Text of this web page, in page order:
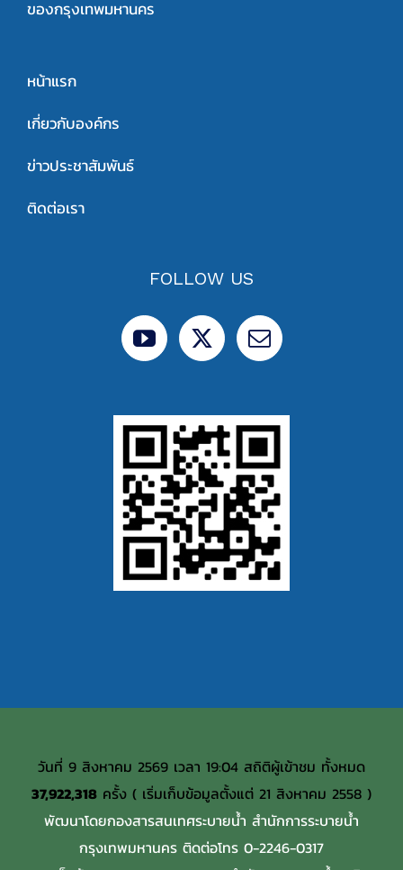
ของกรุงเทพมหานคร
หน้าแรก
เกี่ยวกับองค์กร
ข่าวประชาสัมพันธ์
ติดต่อเรา
FOLLOW US
วันที่ 9 สิงหาคม 2569 เวลา 19:04 สถิติผู้เข้าชม ทั้งหมด
37,922,318 ครั้ง ( เริ่มเก็บข้อมูลตั้งแต่ 21 สิงหาคม 2558 )
พัฒนาโดยกองสารสนเทศระบายน้ำ สำนักการระบายน้ำ
กรุงเทพมหานคร ติดต่อโทร 0-2246-0317